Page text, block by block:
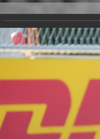
Версия для
Wheelchair Half